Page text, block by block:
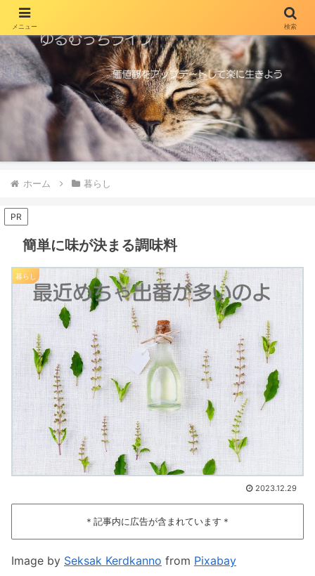
ホーム 暮らし
PR
簡単に味が決まる調味料
暮らし
2023.12.29
＊記事内に広告が含まれています＊
Image by Seksak Kerdkanno from Pixabay
メニュー 検索